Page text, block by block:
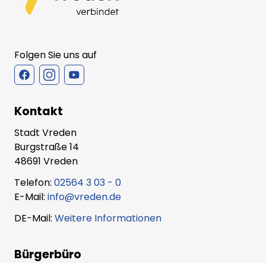
Folgen Sie uns auf
Kontakt
Stadt Vreden
Burgstraße 14
48691 Vreden
Telefon: 02564 3 03 - 0
E-Mail: info@vreden.de
DE-Mail: Weitere Informationen
Bürgerbüro